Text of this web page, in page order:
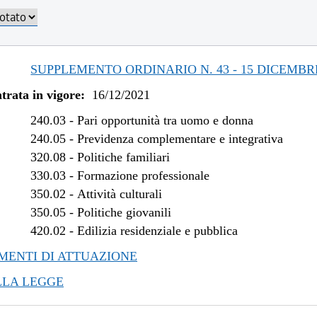
al 30/10/2023
al 06/03/2023
al 31/12/2022
al 09/11/2022
al 13/06/2022
SUPPLEMENTO ORDINARIO N. 43 - 15
in vigore: 16/12/2021
240.03 -Pari opportunità tra uomo e donna
240.05 -Previdenza complementare e integrativa
320.08 -Politiche familiari
330.03 -Formazione professionale
350.02 -Attività culturali
350.05 -Politiche giovanili
420.02 -Edilizia residenziale e pubblica
DI ATTUAZIONE
LEGGE